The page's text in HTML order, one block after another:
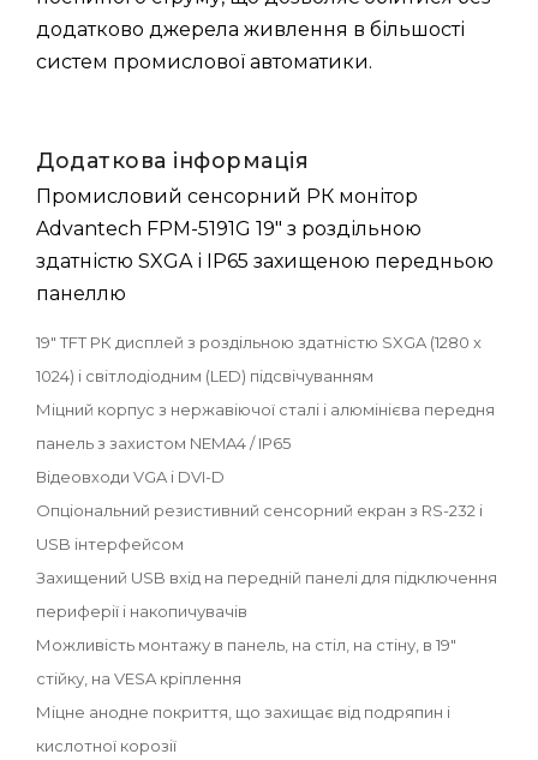
додатково джерела живлення в більшості
систем промислової автоматики.
Додаткова інформація
Промисловий сенсорний РК монітор
Advantech FPM-5191G 19" з роздільною
здатністю SXGA і IP65 захищеною передньою
панеллю
19" TFT РК дисплей з роздільною здатністю SXGA (1280 х
1024) і світлодіодним (LED) підсвічуванням
Міцний корпус з нержавіючої сталі і алюмінієва передня
панель з захистом NEMA4 / IP65
Відеовходи VGA і DVI-D
Опціональний резистивний сенсорний екран з RS-232 і
USB інтерфейсом
Захищений USB вхід на передній панелі для підключення
периферії і накопичувачів
Можливість монтажу в панель, на стіл, на стіну, в 19"
стійку, на VESA кріплення
Міцне анодне покриття, що захищає від подряпин і
кислотної корозії